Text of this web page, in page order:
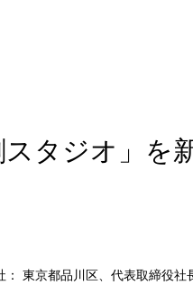
スタジオ」を
東京都品川区、代表取締役